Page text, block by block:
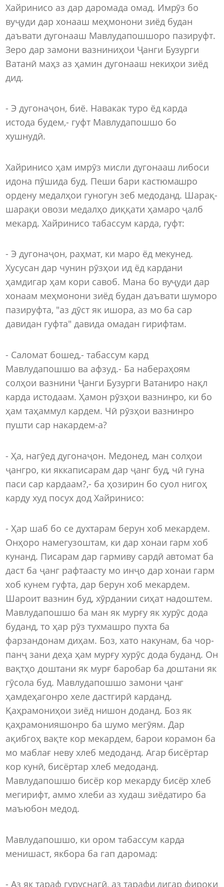
Хайринисо аз дар даромада омад. Имрӯз бо
вуҷуди дар хонааш меҳмонони зиёд будан
даъвати дугонааш Мавлудапошшоро пазируфт.
Зеро дар замони вазниниҳои Ҷанги Бузурги
Ватанӣ маҳз аз ҳамин дугонааш некиҳои зиёд
дид.
- Э дугонаҷон, биё. Навакак туро ёд карда
истода будем,- гуфт Мавлудапошшо бо
хушнудӣ.
Хайринисо ҳам имрӯз мисли дугонааш либоси
идона пӯшида буд. Пеши бари кастюмашро
ордену медалҳои гуногун зеб медоданд. Шарақ-
шарақи овози медалҳо диққати ҳамаро ҷалб
мекард. Хайринисо табассум карда, гуфт:
- Э дугонаҷон, раҳмат, ки маро ёд мекунед.
Хусусан дар чунин рӯзҳои ид ёд кардани
ҳамдигар ҳам кори савоб. Мана бо вуҷуди дар
хонаам меҳмонони зиёд будан даъвати шуморо
пазируфта, "аз дӯст як ишора, аз мо ба сар
давидан гуфта" давида омадан гирифтам.
- Саломат бошед,- табассум кард
Мавлудапошшо ва афзуд.- Ба набераҳоям
солҳои вазнини Ҷанги Бузурги Ватаниро нақл
карда истодаам. Ҳамон рӯзҳои вазнинро, ки бо
ҳам таҳаммул кардем. Чӣ рӯзҳои вазнинро
пушти сар накардем-а?
- Ҳа, нагӯед дугонаҷон. Медонед, ман солҳои
ҷангро, ки яккаписарам дар ҷанг буд, чӣ гуна
паси сар кардаам?,- ба ҳозирин бо суол нигоҳ
карду худ посух дод Хайринисо:
- Ҳар шаб бо се духтарам берун хоб мекардем.
Онҳоро намегузоштам, ки дар хонаи гарм хоб
кунанд. Писарам дар гармиву сардӣ автомат ба
даст ба ҷанг рафтаасту мо инҷо дар хонаи гарм
хоб кунем гуфта, дар берун хоб мекардем.
Шароит вазнин буд, хӯрдании сиҳат надоштем.
Мавлудапошшо ба ман як мурғу як хурӯс дода
буданд, то ҳар рӯз тухмашро пухта ба
фарзандонам диҳам. Боз, хато накунам, ба чор-
панҷ зани деҳа ҳам мурғу хурӯс дода буданд. Он
вақтҳо доштани як мурғ баробар ба доштани як
гӯсола буд. Мавлудапошшо замони ҷанг
ҳамдеҳагонро хеле дастгирӣ карданд.
Қаҳрамониҳои зиёд нишон доданд. Боз як
қаҳрамонияшонро ба шумо мегӯям. Дар
ақибгоҳ вақте кор мекардем, барои корамон ба
мо маблағ неву хлеб медоданд. Агар бисёртар
кор кунӣ, бисёртар хлеб медоданд.
Мавлудапошшо бисёр кор мекарду бисёр хлеб
мегирифт, аммо хлеби аз худаш зиёдатиро ба
маъюбон медод.
Мавлудапошшо, ки ором табассум карда
менишаст, якбора ба гап даромад:
- Аз як тараф гуруснагӣ, аз тарафи дигар фироқи